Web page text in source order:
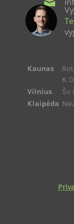
Kaunas
K.
Vilnius
Šv.
Klaipėda